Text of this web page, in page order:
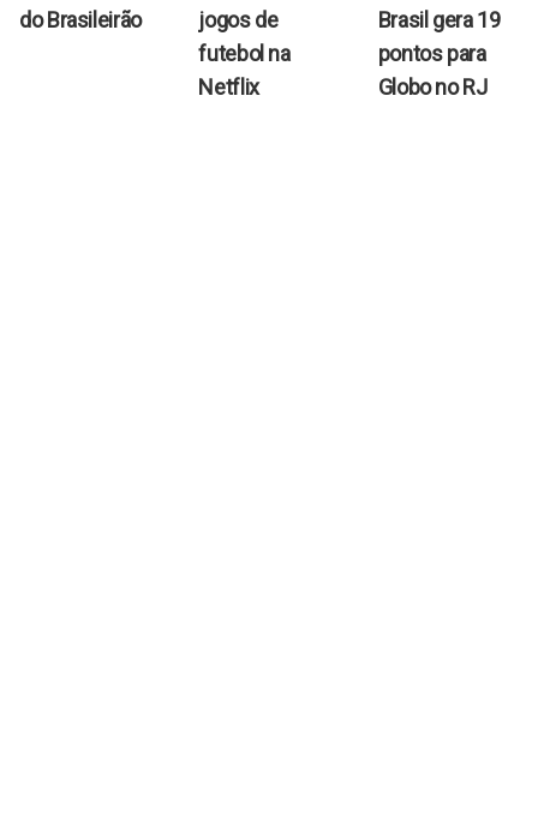
do Brasileirão
jogos de
futebol na
Netflix
Brasil gera 19
pontos para
Globo no RJ